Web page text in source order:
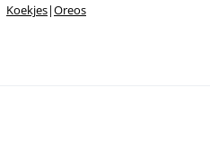
Koekjes|Oreos